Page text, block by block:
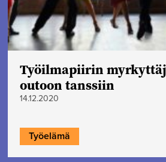
Työilmapiirin
outoon tanssiin
14.12.2020
Työelämä